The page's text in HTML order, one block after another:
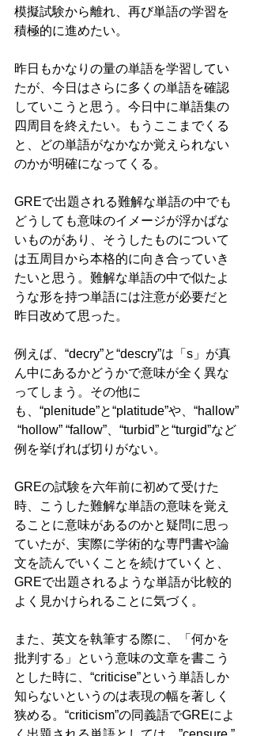
模擬試験から離れ、再び単語の学習を
積極的に進めたい。
昨日もかなりの量の単語を学習してい
たが、今日はさらに多くの単語を確認
していこうと思う。今日中に単語集の
四周目を終えたい。もうここまでくる
と、どの単語がなかなか覚えられない
のかが明確になってくる。
GREで出題される難解な単語の中でも
どうしても意味のイメージが浮かばな
いものがあり、そうしたものについて
は五周目から本格的に向き合っていき
たいと思う。難解な単語の中で似たよ
うな形を持つ単語には注意が必要だと
昨日改めて思った。
例えば、“decry”と“descry”は「s」が真
ん中にあるかどうかで意味が全く異な
ってしまう。その他に
も、“plenitude”と“platitude”や、“hallow”
“hollow” “fallow”、“turbid”と“turgid”など
例を挙げれば切りがない。
GREの試験を六年前に初めて受けた
時、こうした難解な単語の意味を覚え
ることに意味があるのかと疑問に思っ
ていたが、実際に学術的な専門書や論
文を読んでいくことを続けていくと、
GREで出題されるような単語が比較的
よく見かけられることに気づく。
また、英文を執筆する際に、「何かを
批判する」という意味の文章を書こう
とした時に、“criticise”という単語しか
知らないというのは表現の幅を著しく
狭める。“criticism”の同義語でGREによ